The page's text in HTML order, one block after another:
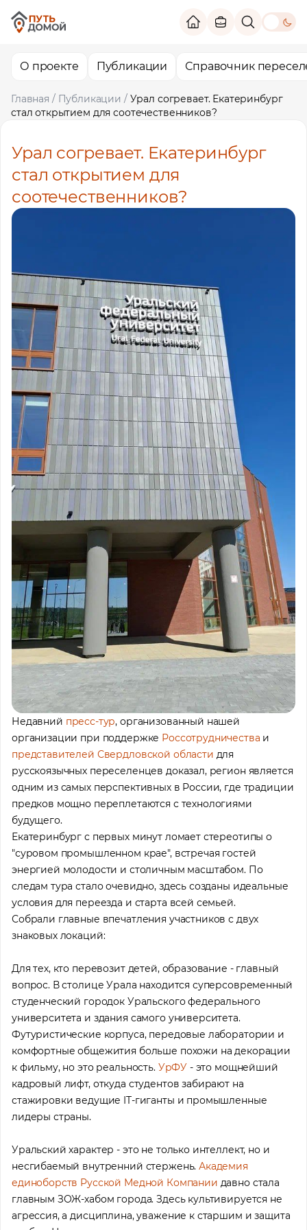
theme
О проекте Публикации Справочник
Главная / Публикации / Урал согревает. Екатеринбург
стал открытием для соотечественников?
Урал согревает. Екатеринбург
стал открытием для
соотечественников?
Недавний пресс-тур, организованный нашей
организации при поддержке Россотрудничества и
представителей Свердловской области для
русскоязычных переселенцев доказал, регион является
одним из самых перспективных в России, где традиции
предков мощно переплетаются с технологиями
будущего.
Екатеринбург с первых минут ломает стереотипы о
"суровом промышленном крае", встречая гостей
энергией молодости и столичным масштабом. По
следам тура стало очевидно, здесь созданы идеальные
условия для переезда и старта всей семьей.
Собрали главные впечатления участников с двух
знаковых локаций:
Для тех, кто перевозит детей, образование - главный
вопрос. В столице Урала находится суперсовременный
студенческий городок Уральского федерального
университета и здания самого университета.
Футуристические корпуса, передовые лаборатории и
комфортные общежития больше похожи на декорации
к фильму, но это реальность. УрФУ - это мощнейший
кадровый лифт, откуда студентов забирают на
стажировки ведущие IT-гиганты и промышленные
лидеры страны.
Уральский характер - это не только интеллект, но и
несгибаемый внутренний стержень. Академия
единоборств Русской Медной Компании давно стала
главным ЗОЖ-хабом города. Здесь культивируется не
агрессия, а дисциплина, уважение к старшим и защита